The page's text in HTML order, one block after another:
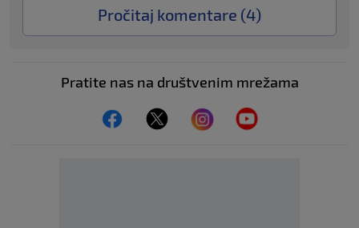
Pročitaj komentare (4)
Pratite nas na društvenim mrežama